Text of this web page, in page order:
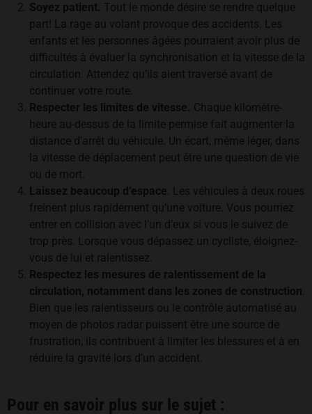
Soyez patient. Tout le monde désire se rendre quelque
part! La rage au volant provoque des accidents. Les
enfants et les personnes âgées pourraient avoir plus de
difficultés à évaluer la synchronisation et la vitesse de la
circulation. Attendez qu’ils aient traversé avant de
continuer votre route.
Respecter les limites de vitesse. Chaque kilomètre-
heure au-dessus de la limite permise fait augmenter la
distance d’arrêt du véhicule. Un écart, même léger, dans
la vitesse de déplacement peut être une question de vie
ou de mort.
Laissez beaucoup d’espace . Les véhicules à deux roues
freinent plus rapidement qu’une voiture. Vous pourriez
entrer en collision avec l’un d’eux si vous le suivez de
trop près. Lorsque vous dépassez un cycliste, éloignez-
vous de lui et ralentissez.
Respectez les mesures de ralentissement de la
circulation, notamment dans les zones de construction
Bien que les ralentisseurs ou le contrôle automatisé au
moyen de photos radar puissent être une source de
frustration, ils contribuent à limiter les blessures et à en
réduire la gravité lors d’un accident.
Pour en savoir plus sur le sujet :